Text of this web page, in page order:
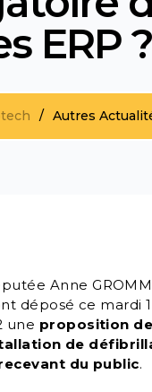
ERP ?
Autres
Anne
déposé ce mardi
une proposition
de
du public.